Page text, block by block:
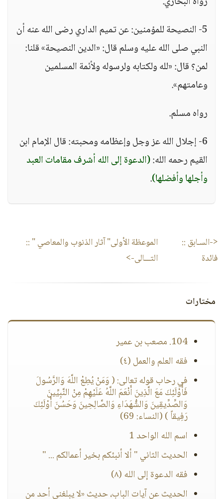
5- النصيحة للمؤمنين: عن تميم الداري رضى الله عنه أن
النبي صلى الله عليه وسلم قال: «الدين النصيحة» قلنا:
لمن؟ قال: «لله ولكتابه ولرسوله ولأئمة المسلمين
وعامتهم».
رواه مسلم.
6- إجلال الله عز وجل وإعظامه ومحبته: قال الإمام ابن
القيم رحمه الله:(الدعوة إلى الله أشرف مقامات العبد
وأجلها وأفضلها).
<-السـابق ::
فائدة
الموعظة الأولى" آثار الذنوب والمعاصي " ::
التـــالى->
مختارات
104. مصعب بن عمير
فقه العلم والعمل (٤)
في رحاب قوله تعالى: ( وَمَنْ يُطِعْ اللَّهَ وَالرَّسُولَ
فَأُوْلَئِكَ مَعَ الَّذِينَ أَنْعَمَ اللَّهُ عَلَيْهِمْ مِنْ النَّبِيِّينَ
وَالصِّدِّيقِينَ وَالشُّهَدَاءِ وَالصَّالِحِينَ وَحَسُنَ أُوْلَئِكَ
رَفِيقاً ) (النساء: 69)
اسم الله الواحد 1
الحديث الثاني " ألا أنبئكم بخير أعمالكم ... "‏
فقه الدعوة إلى الله (٨)
الحديث عن آيات الباب، حديث «لا يبلغني أحد من